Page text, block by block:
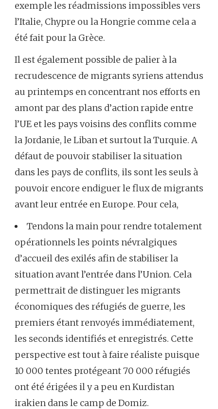
exemple les réadmissions impossibles vers
l’Italie, Chypre ou la Hongrie comme cela a
été fait pour la Grèce.
Il est également possible de palier à la
recrudescence de migrants syriens attendus
au printemps en concentrant nos efforts en
amont par des plans d’action rapide entre
l’UE et les pays voisins des conflits comme
la Jordanie, le Liban et surtout la Turquie. A
défaut de pouvoir stabiliser la situation
dans les pays de conflits, ils sont les seuls à
pouvoir encore endiguer le flux de migrants
avant leur entrée en Europe. Pour cela,
Tendons la main pour rendre totalement
opérationnels les points névralgiques
d’accueil des exilés afin de stabiliser la
situation avant l’entrée dans l’Union. Cela
permettrait de distinguer les migrants
économiques des réfugiés de guerre, les
premiers étant renvoyés immédiatement,
les seconds identifiés et enregistrés. Cette
perspective est tout à faire réaliste puisque
10 000 tentes protégeant 70 000 réfugiés
ont été érigées il y a peu en Kurdistan
irakien dans le camp de Domiz.